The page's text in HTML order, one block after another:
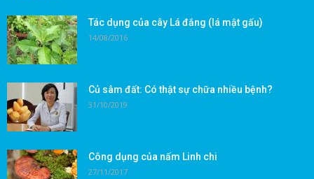
Tác dụng của cây Lá đắng (lá mật gấu)
14/08/2016
Củ sâm đất: Có thật sự chữa nhiều bệnh?
31/10/2019
Công dụng của nấm Linh chi
27/11/2017